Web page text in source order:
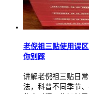
老倪祖三贴使用误
你别踩
讲解老倪祖三贴日
法，科普不同季节